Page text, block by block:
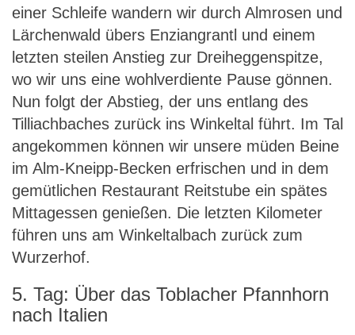
einer Schleife wandern wir durch Almrosen und
Lärchenwald übers Enziangrantl und einem
letzten steilen Anstieg zur Dreiheggenspitze,
wo wir uns eine wohlverdiente Pause gönnen.
Nun folgt der Abstieg, der uns entlang des
Tilliachbaches zurück ins Winkeltal führt. Im Tal
angekommen können wir unsere müden Beine
im Alm-Kneipp-Becken erfrischen und in dem
gemütlichen Restaurant Reitstube ein spätes
Mittagessen genießen. Die letzten Kilometer
führen uns am Winkeltalbach zurück zum
Wurzerhof.
5. Tag: Über das Toblacher Pfannhorn
nach Italien